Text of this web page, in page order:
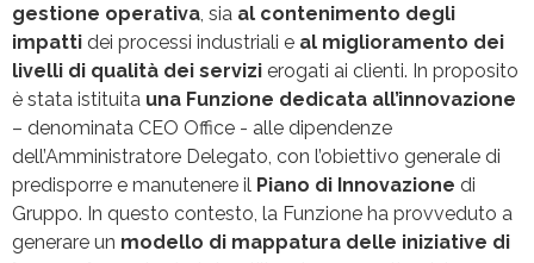
gestione operativa, sia al contenimento degli
impatti dei processi industriali e al miglioramento dei
livelli di qualità dei servizi erogati ai clienti. In proposito
è stata istituita una Funzione dedicata all’innovazione
– denominata CEO Office - alle dipendenze
dell’Amministratore Delegato, con l’obiettivo generale di
predisporre e manutenere il Piano di Innovazione di
Gruppo. In questo contesto, la Funzione ha provveduto a
generare un modello di mappatura delle iniziative di